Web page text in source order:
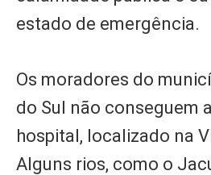
estado de emergência.
Os moradores do
do Sul não conseguem
hospital, localizado na
Alguns rios, como o